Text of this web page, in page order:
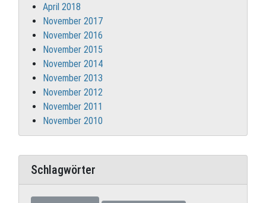
April 2018
November 2017
November 2016
November 2015
November 2014
November 2013
November 2012
November 2011
November 2010
Schlagwörter